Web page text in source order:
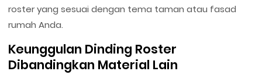
roster yang sesuai dengan tema taman atau fasad
rumah Anda.
Keunggulan Dinding Roster
Dibandingkan Material Lain